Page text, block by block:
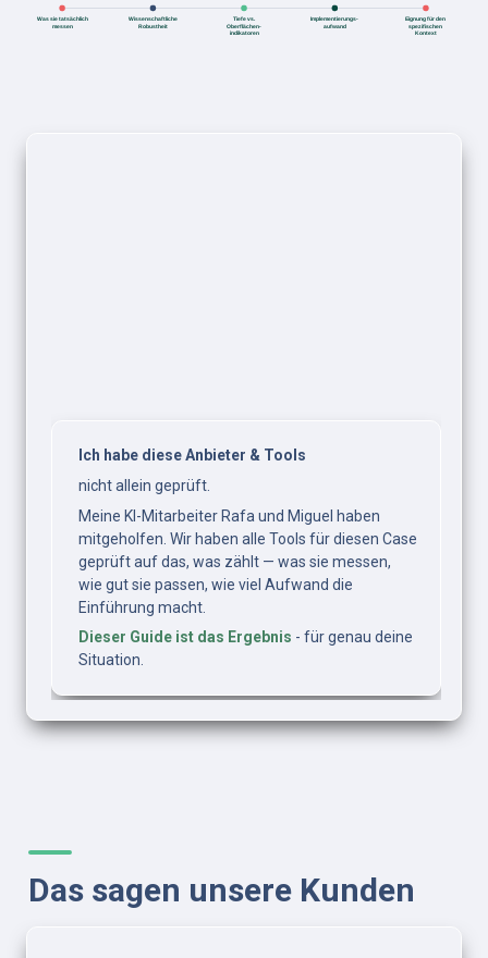
Ich habe diese Anbieter & Tools
nicht allein geprüft.
Meine KI-Mitarbeiter Rafa und Miguel haben
mitgeholfen. Wir haben alle Tools für diesen Case
geprüft auf das, was zählt — was sie messen,
wie gut sie passen, wie viel Aufwand die
Einführung macht.
Dieser Guide ist das Ergebnis - für genau deine
Situation.
Das sagen unsere Kunden